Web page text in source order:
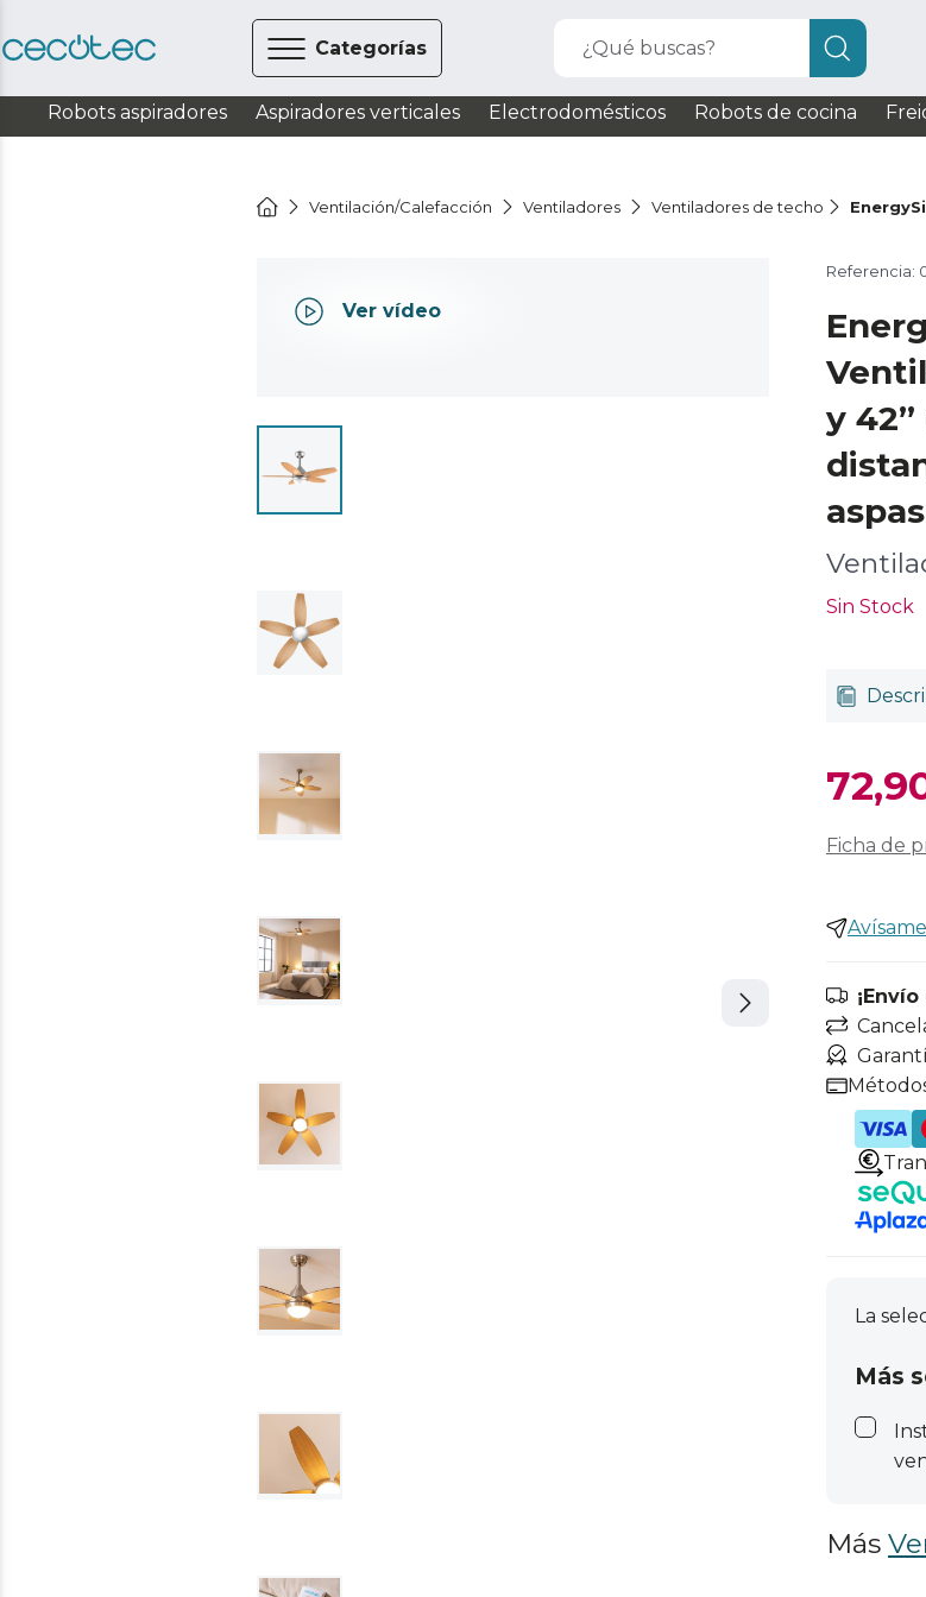
Categorías ¿Qué buscas?
Robots aspiradores Aspiradores verticales Electrodomésticos Robots de cocina
Ventilación/Calefacción Ventiladores Ventiladores de techo
Ver vídeo
Referencia:
y
Sin Stock
Ficha de
La
Más
Más